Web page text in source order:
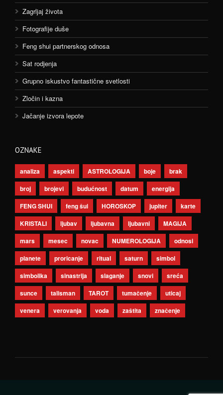
Zagrljaj života
Fotografije duše
Feng shui partnerskog odnosa
Sat rodjenja
Grupno iskustvo fantastične svetlosti
Zločin i kazna
Jačanje izvora lepote
OZNAKE
analiza aspekti ASTROLOGIJA boje
brak
broj
brojevi budućnost datum
energija
FENG SHUI
feng šui HOROSKOP jupiter
karte
KRISTALI
ljubav ljubavna ljubavni
MAGIJA
mars
mesec novac NUMEROLOGIJA
odnosi
planete
proricanje ritual saturn
simbol
simbolika
sinastrija slaganje snovi
sreća
sunce
talisman TAROT tumačenje
uticaj
venera
verovanja voda zaštita značenje